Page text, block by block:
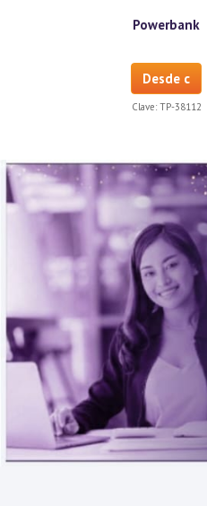
Powerbank
Desde c
Clave: TP-38112